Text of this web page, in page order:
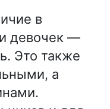
в
девочек —
Это также
а